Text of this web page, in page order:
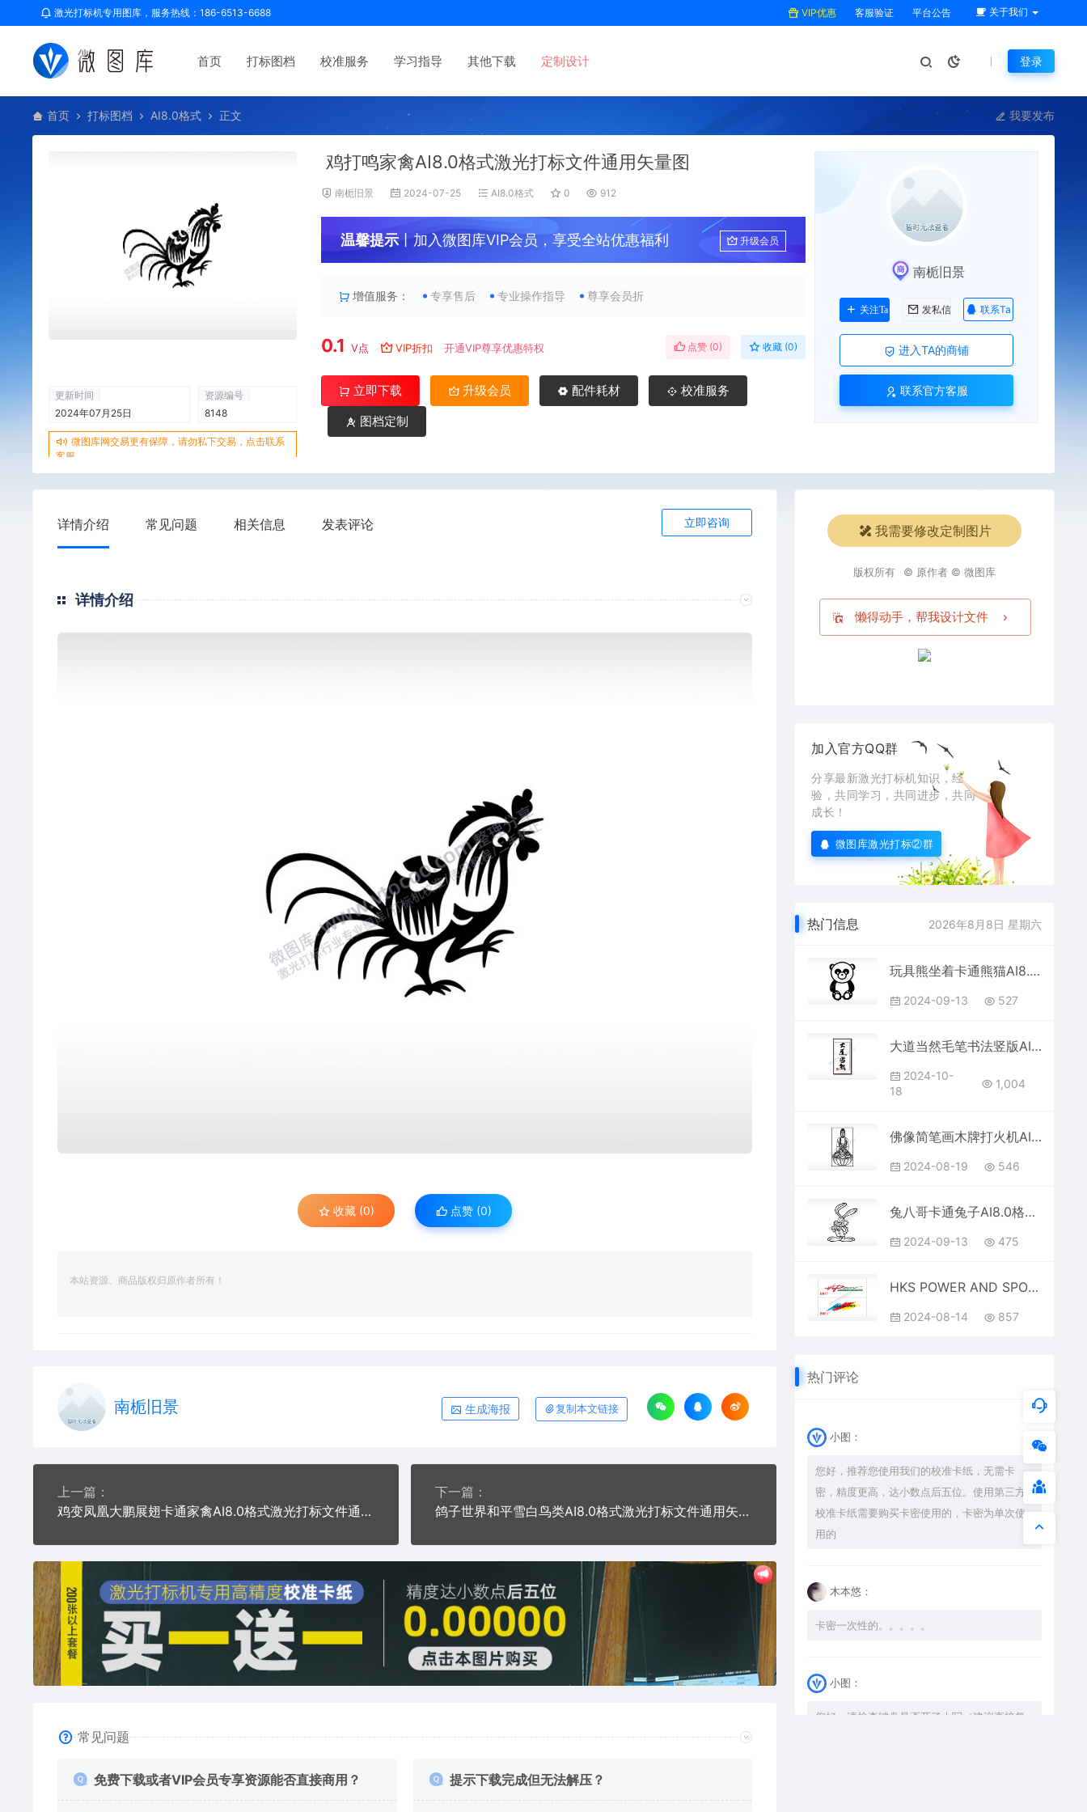
激光打标机专用图库，服务热线：186-6513-6688 VIP优惠 客服验证 平台公告 关于我们
首页 打标图档 校准服务 学习指导 其他下载 定制设计 登录
首页 打标图档 AI8.0格式 正文 我要发布
更新时间
2024年07月25日
资源编号
8148
微图库网交易更有保障，请勿私下交易，点击联系
客服
鸡打鸣家禽AI8.0格式激光打标文件通用矢量图
南栀旧景 2024-07-25 AI8.0格式 0 912
温馨提示丨加入微图库VIP会员，享受全站优惠福利 升级会员
增值服务： 专享售后 专业操作指导 尊享会员折
0.1 V点 VIP折扣 开通VIP尊享优惠特权 点赞 (0) 收藏 (0)
立即下载 升级会员 配件耗材
校准服务
图档定制
南栀旧景
关注Ta 发私信 联系Ta
进入TA的商铺
联系官方客服
详情介绍 常见问题 相关信息 发表评论 立即咨询
详情介绍
收藏 (0) 点赞 (0)
本站资源、商品版权归原作者所有！
南栀旧景 生成海报 复制本文链接
上一篇：
鸡变凤凰大鹏展翅卡通家禽AI8.0格式激光打标文件通用矢量图
下一篇：
鸽子世界和平雪白鸟类AI8.0格式激光打标文件通用矢量图
常见问题
免费下载或者VIP会员专享资源能否直接商用？ 提示下载完成但无法解压？
我需要修改定制图片
版权所有 © 原作者 © 微图库
懒得动手，帮我设计文件
加入官方QQ群
分享最新激光打标机知识，经
验，共同学习，共同进步，共同
成长！
微图库激光打标②群
热门信息 2026年8月8日 星期六
玩具熊坐着卡通熊猫AI8.0格式激光打标文件通用矢量图
2024-09-13 527
大道当然毛笔书法竖版AI8.0格式激光打标文件通用矢量图
2024-10-
18
1,004
佛像简笔画木牌打火机AI8.0格式激光打标文件通用矢量图
2024-08-19 546
兔八哥卡通兔子AI8.0格式激光打标文件通用矢量图
2024-09-13 475
HKS POWER AND SPORTS汽车贴花卡通名图精品车贴精选
2024-08-14 857
热门评论
小图：
您好，推荐您使用我们的校准卡纸，无需卡
密，精度更高，达小数点后五位。使用第三方
校准卡纸需要购买卡密使用的，卡密为单次使
用的
木本悠：
卡密一次性的。。。。。
小图：
您好，请检查键盘是否开了大写（建议直接复